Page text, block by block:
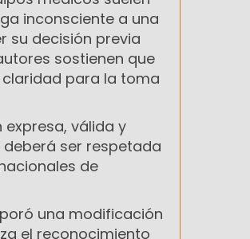
inconsciente a una
su decisión previa
sostienen que
para la toma
válida y
ser respetada
de
una modificación
el reconocimiento